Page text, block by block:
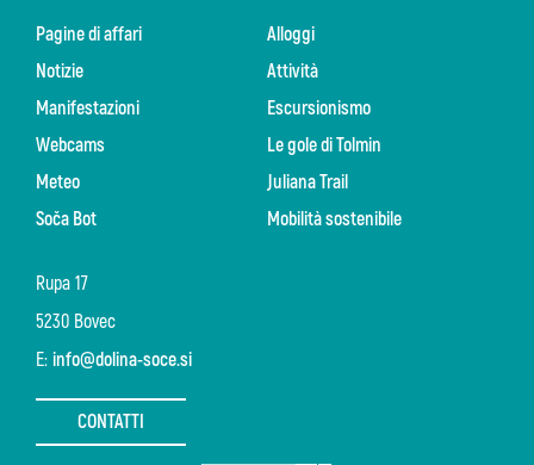
Rupa 17
5230 Bovec
E: info@dolina-soce.si
CONTATTI
Pagine di affari
Notizie
Manifestazioni
Webcams
Meteo
Soča Bot
Alloggi
Attività
Escursionismo
Le gole di Tolmin
Juliana Trail
Mobilità sostenibile